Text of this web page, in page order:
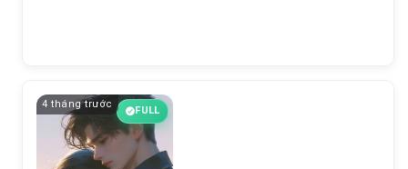
4 tháng trước
FULL